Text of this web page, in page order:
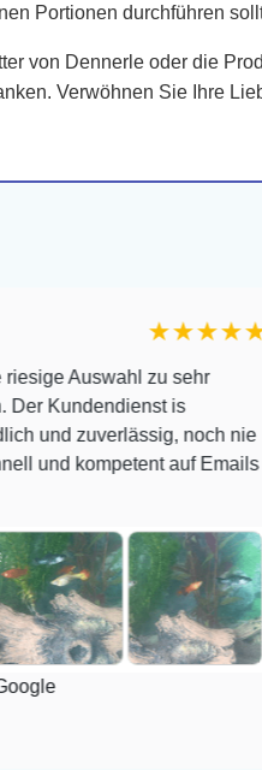
Portionen durchführen
von Dennerle oder die
Verwöhnen Sie Ihre
★★★★★
zu sehr
is
noch nie
auf Emails